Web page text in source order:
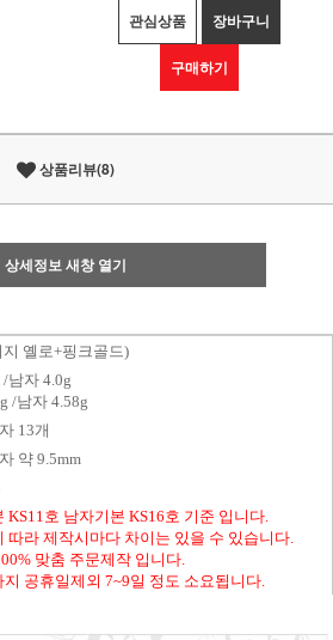
관심상품 장바구니
구매하기
상품리뷰(8)
상세정보 새창 열기
옐로+핑크골드)
남자 4.0g
/남자 4.58g
13개
약 9.5mm
호 남자기본 KS16호 기준 입니다.
따라 제작시마다 차이는 있을 수 있습니다.
맞춤 주문제작 입니다.
공휴일제외 7~9일 정도 소요됩니다.